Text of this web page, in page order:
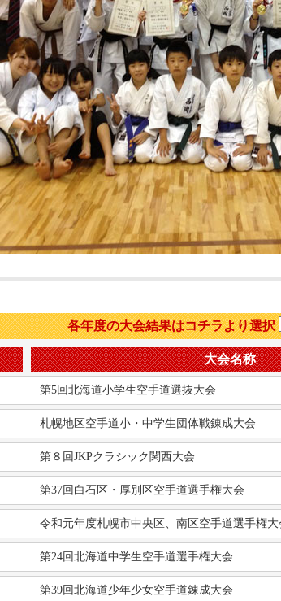
各年度の大会結果はコチラより選択
大会名称
第5回北海道小学生空手道選抜大会
札幌地区空手道小・中学生団体戦錬成大会
第８回JKPクラシック関西大会
第37回白石区・厚別区空手道選手権大会
令和元年度札幌市中央区、南区空手道選手権大
第24回北海道中学生空手道選手権大会
第39回北海道少年少女空手道錬成大会